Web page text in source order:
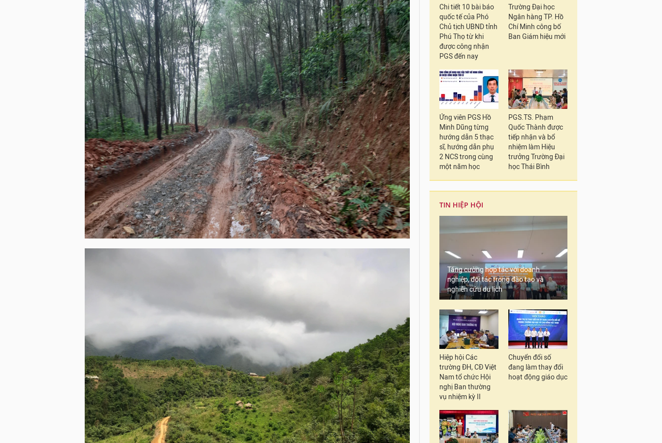
Chi tiết 10 bài báo
quốc tế của Phó
Chủ tịch UBND tỉnh
Phú Thọ từ khi
được công nhận
PGS đến nay
Trường Đại học
Ngân hàng TP. Hồ
Chí Minh công bố
Ban Giám hiệu mới
Ứng viên PGS Hồ
Minh Dũng từng
hướng dẫn 5 thạc
sĩ, hướng dẫn phụ
2 NCS trong cùng
một năm học
PGS.TS. Phạm
Quốc Thành được
tiếp nhận và bổ
nhiệm làm Hiệu
trưởng Trường Đại
học Thái Bình
TIN HIỆP HỘI
Tăng cường hợp tác với doanh
nghiệp, đối tác trong đào tạo và
nghiên cứu du lịch
Hiệp hội Các
trường ĐH, CĐ Việt
Nam tổ chức Hội
nghị Ban thường
vụ nhiệm kỳ II
Chuyển đổi số
đang làm thay đổi
hoạt động giáo dục